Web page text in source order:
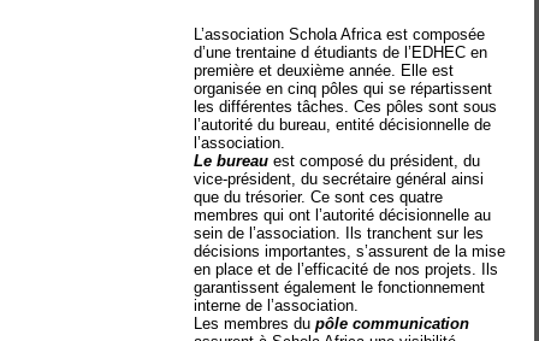
L’association Schola Africa est composée
d’une trentaine d étudiants de l’EDHEC en
première et deuxième année. Elle est
organisée en cinq pôles qui se répartissent
les différentes tâches. Ces pôles sont sous
l’autorité du bureau, entité décisionnelle de
l’association.
Le bureau est composé du président, du
vice-président, du secrétaire général ainsi
que du trésorier. Ce sont ces quatre
membres qui ont l’autorité décisionnelle au
sein de l’association. Ils tranchent sur les
décisions importantes, s’assurent de la mise
en place et de l’efficacité de nos projets. Ils
garantissent également le fonctionnement
interne de l’association.
Les membres dupôle communication